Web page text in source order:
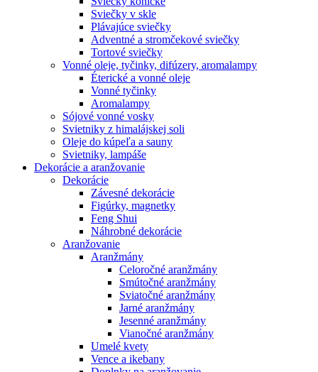
Sviečky v skle
Plávajúce sviečky
Adventné a stromčekové sviečky
Tortové sviečky
Vonné oleje, tyčinky, difúzery, aromalampy
Éterické a vonné oleje
Vonné tyčinky
Aromalampy
Sójové vonné vosky
Svietniky z himalájskej soli
Oleje do kúpeľa a sauny
Svietniky, lampáše
Dekorácie a aranžovanie
Dekorácie
Závesné dekorácie
Figúrky, magnetky
Feng Shui
Náhrobné dekorácie
Aranžovanie
Aranžmány
Celoročné aranžmány
Smútočné aranžmány
Sviatočné aranžmány
Jarné aranžmány
Jesenné aranžmány
Vianočné aranžmány
Umelé kvety
Vence a ikebany